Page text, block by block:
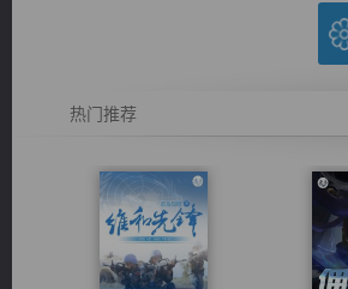
热门推荐